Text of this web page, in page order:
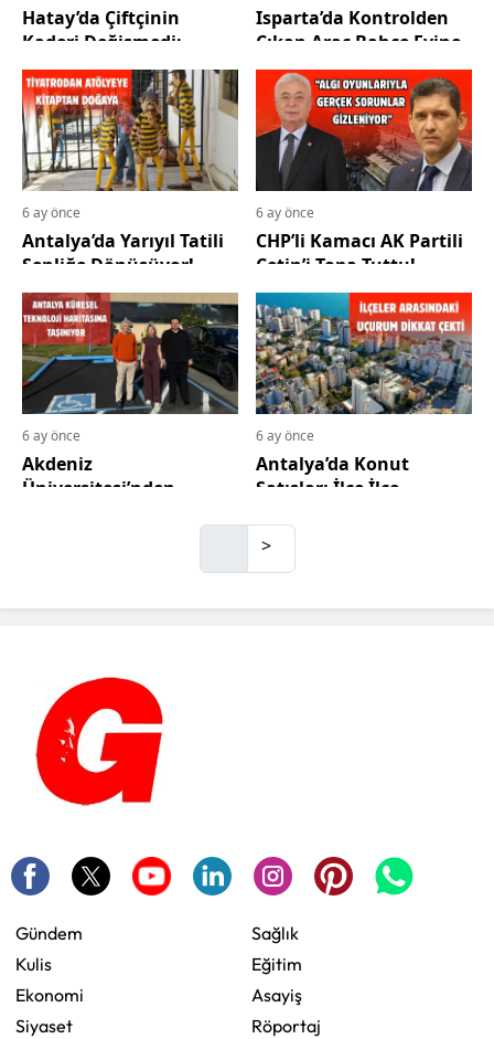
Hatay’da Çiftçinin
Kaderi Değişmedi:
Kuraklıktan Sonra Sel
Vurdu!
Isparta’da Kontrolden
Çıkan Araç Bahçe Evine
Daldı!
6 ay önce
Antalya’da Yarıyıl Tatili
Şenliğe Dönüşüyor!
Etkinlik Takvimi
Açıklandı
6 ay önce
CHP’li Kamacı AK Partili
Çetin’i Topa Tuttu!
6 ay önce
Akdeniz
Üniversitesi’nden
6 ay önce
Antalya’da Konut
Satışları İlçe İlçe
>
Gündem
Kulis
Ekonomi
Siyaset
Sağlık
Eğitim
Asayiş
Röportaj